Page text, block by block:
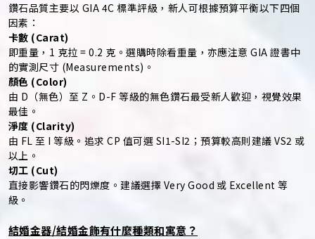
鑽石品質主要以 GIA 4C 標準評級，新人可根據預算平衡以下四個
因素：
卡數 (Carat)
即重量，1 克拉 = 0.2 克。選購時除看重量，亦應注意 GIA 證書中
的實測尺寸 (Measurements)。
顏色 (Color)
由 D（無色）至 Z。D-F 等級的無色鑽石最受新人歡迎，視覺效果
最佳。
淨度 (Clarity)
由 FL 至 I 等級。追求 CP 值可選 SI1-SI2；預算較高則建議 VS2 或
以上。
切工 (Cut)
直接影響鑽石的閃爍度。建議選擇 Very Good 或 Excellent 等
級。
結婚金器/結婚金飾有什麼種類和寓意？